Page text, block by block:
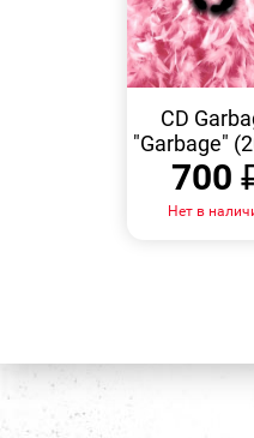
CD
"Garbage"
700
Нет в